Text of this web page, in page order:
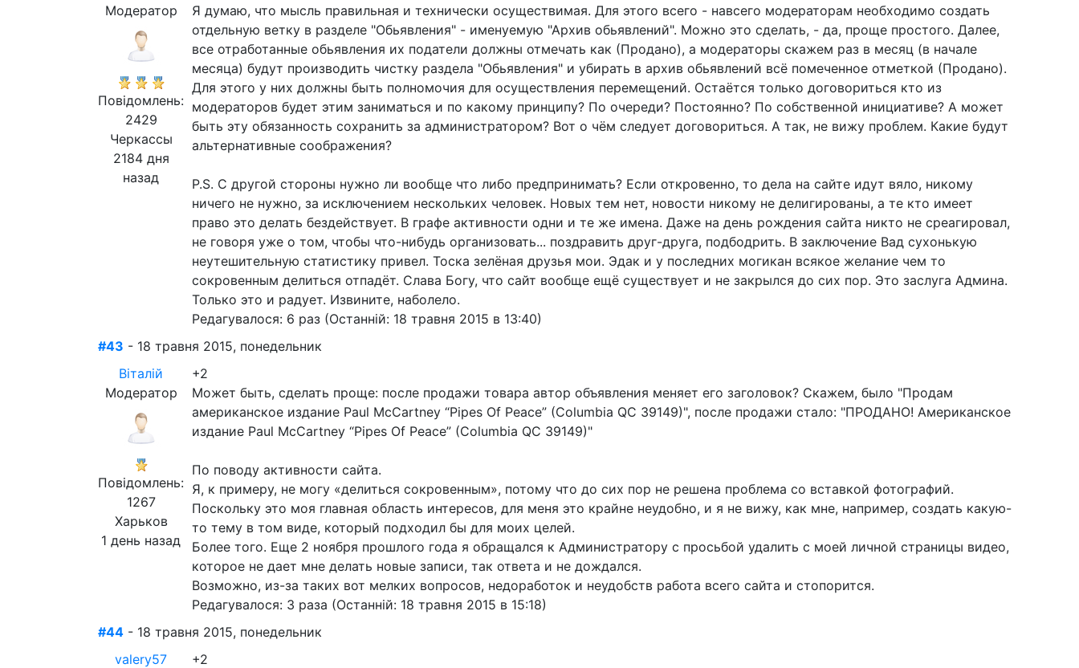
Модератор
Повідомлень:
2429
Черкассы
2184 дня
назад
Я думаю, что мысль правильная и технически осуществимая. Для этого всего - навсего модераторам необходимо создать
отдельную ветку в разделе "Обьявления" - именуемую "Архив обьявлений". Можно это сделать, - да, проще простого. Далее,
все отработанные обьявления их податели должны отмечать как (Продано), а модераторы скажем раз в месяц (в начале
месяца) будут производить чистку раздела "Обьявления" и убирать в архив обьявлений всё помеченное отметкой (Продано).
Для этого у них должны быть полномочия для осуществления перемещений. Остаётся только договориться кто из
модераторов будет этим заниматься и по какому принципу? По очереди? Постоянно? По собственной инициативе? А может
быть эту обязанность сохранить за администратором? Вот о чём следует договориться. А так, не вижу проблем. Какие будут
альтернативные соображения?
P.S. С другой стороны нужно ли вообще что либо предпринимать? Если откровенно, то дела на сайте идут вяло, никому
ничего не нужно, за исключением нескольких человек. Новых тем нет, новости никому не делигированы, а те кто имеет
право это делать бездействует. В графе активности одни и те же имена. Даже на день рождения сайта никто не среагировал,
не говоря уже о том, чтобы что-нибудь организовать... поздравить друг-друга, подбодрить. В заключение Вад сухонькую
неутешительную статистику привел. Тоска зелёная друзья мои. Эдак и у последних могикан всякое желание чем то
сокровенным делиться отпадёт. Слава Богу, что сайт вообще ещё существует и не закрылся до сих пор. Это заслуга Админа.
Только это и радует. Извините, наболело.
Редагувалося: 6 раз (Останній: 18 травня 2015 в 13:40)
#43 - 18 травня 2015, понедельник
Віталій
Модератор
Повідомлень:
1267
Харьков
1 день назад
+2
Может быть, сделать проще: после продажи товара автор объявления меняет его заголовок? Скажем, было "Продам
американское издание Paul McCartney “Pipes Of Peace” (Columbia QC 39149)", после продажи стало: "ПРОДАНО! Американское
издание Paul McCartney “Pipes Of Peace” (Columbia QC 39149)"
По поводу активности сайта.
Я, к примеру, не могу «делиться сокровенным», потому что до сих пор не решена проблема со вставкой фотографий.
Поскольку это моя главная область интересов, для меня это крайне неудобно, и я не вижу, как мне, например, создать какую-
то тему в том виде, который подходил бы для моих целей.
Более того. Еще 2 ноября прошлого года я обращался к Администратору с просьбой удалить с моей личной страницы видео,
которое не дает мне делать новые записи, так ответа и не дождался.
Возможно, из-за таких вот мелких вопросов, недоработок и неудобств работа всего сайта и стопорится.
Редагувалося: 3 раза (Останній: 18 травня 2015 в 15:18)
#44 - 18 травня 2015, понедельник
valery57
+2